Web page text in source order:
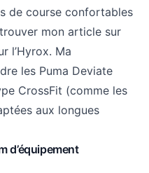
de course confortables
mon article sur
l’Hyrox. Ma
les Puma Deviate
CrossFit (comme les
aux longues
d’équipement